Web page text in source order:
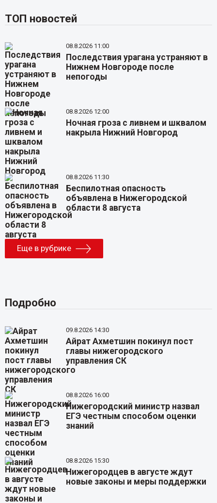
ТОП новостей
08.8.2026 11:00
Последствия урагана устраняют в
Нижнем Новгороде после
непогоды
08.8.2026 12:00
Ночная гроза с ливнем и шквалом
накрыла Нижний Новгород
08.8.2026 11:30
Беспилотная опасность
объявлена в Нижегородской
области 8 августа
Еще в рубрике
Подробно
09.8.2026 14:30
Айрат Ахметшин покинул пост
главы нижегородского
управления СК
08.8.2026 16:00
Нижегородский министр назвал
ЕГЭ честным способом оценки
знаний
08.8.2026 15:30
Нижегородцев в августе ждут
новые законы и меры поддержки